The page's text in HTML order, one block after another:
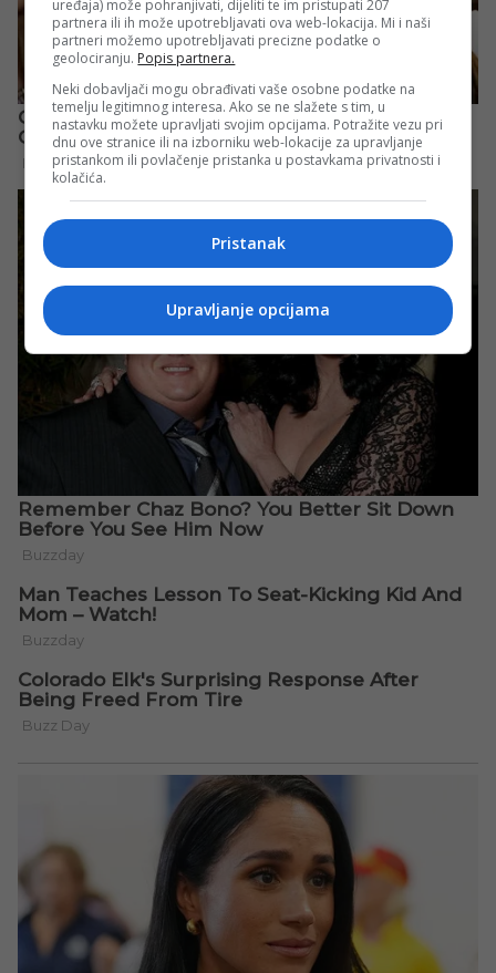
uređaja) može pohranjivati, dijeliti te im pristupati 207
partnera ili ih može upotrebljavati ova web-lokacija. Mi i naši
partneri možemo upotrebljavati precizne podatke o
geolociranju. Popis partnera.
Neki dobavljači mogu obrađivati vaše osobne podatke na
temelju legitimnog interesa. Ako se ne slažete s tim, u
nastavku možete upravljati svojim opcijama. Potražite vezu pri
dnu ove stranice ili na izborniku web-lokacije za upravljanje
pristankom ili povlačenje pristanka u postavkama privatnosti i
kolačića.
Pristanak
Upravljanje opcijama